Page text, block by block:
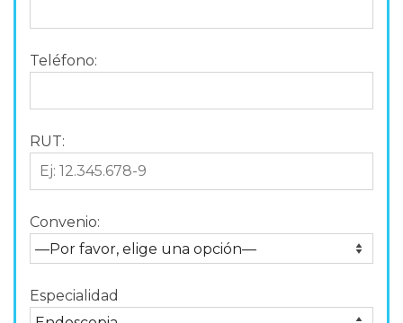
Teléfono:
RUT:
Convenio:
Especialidad